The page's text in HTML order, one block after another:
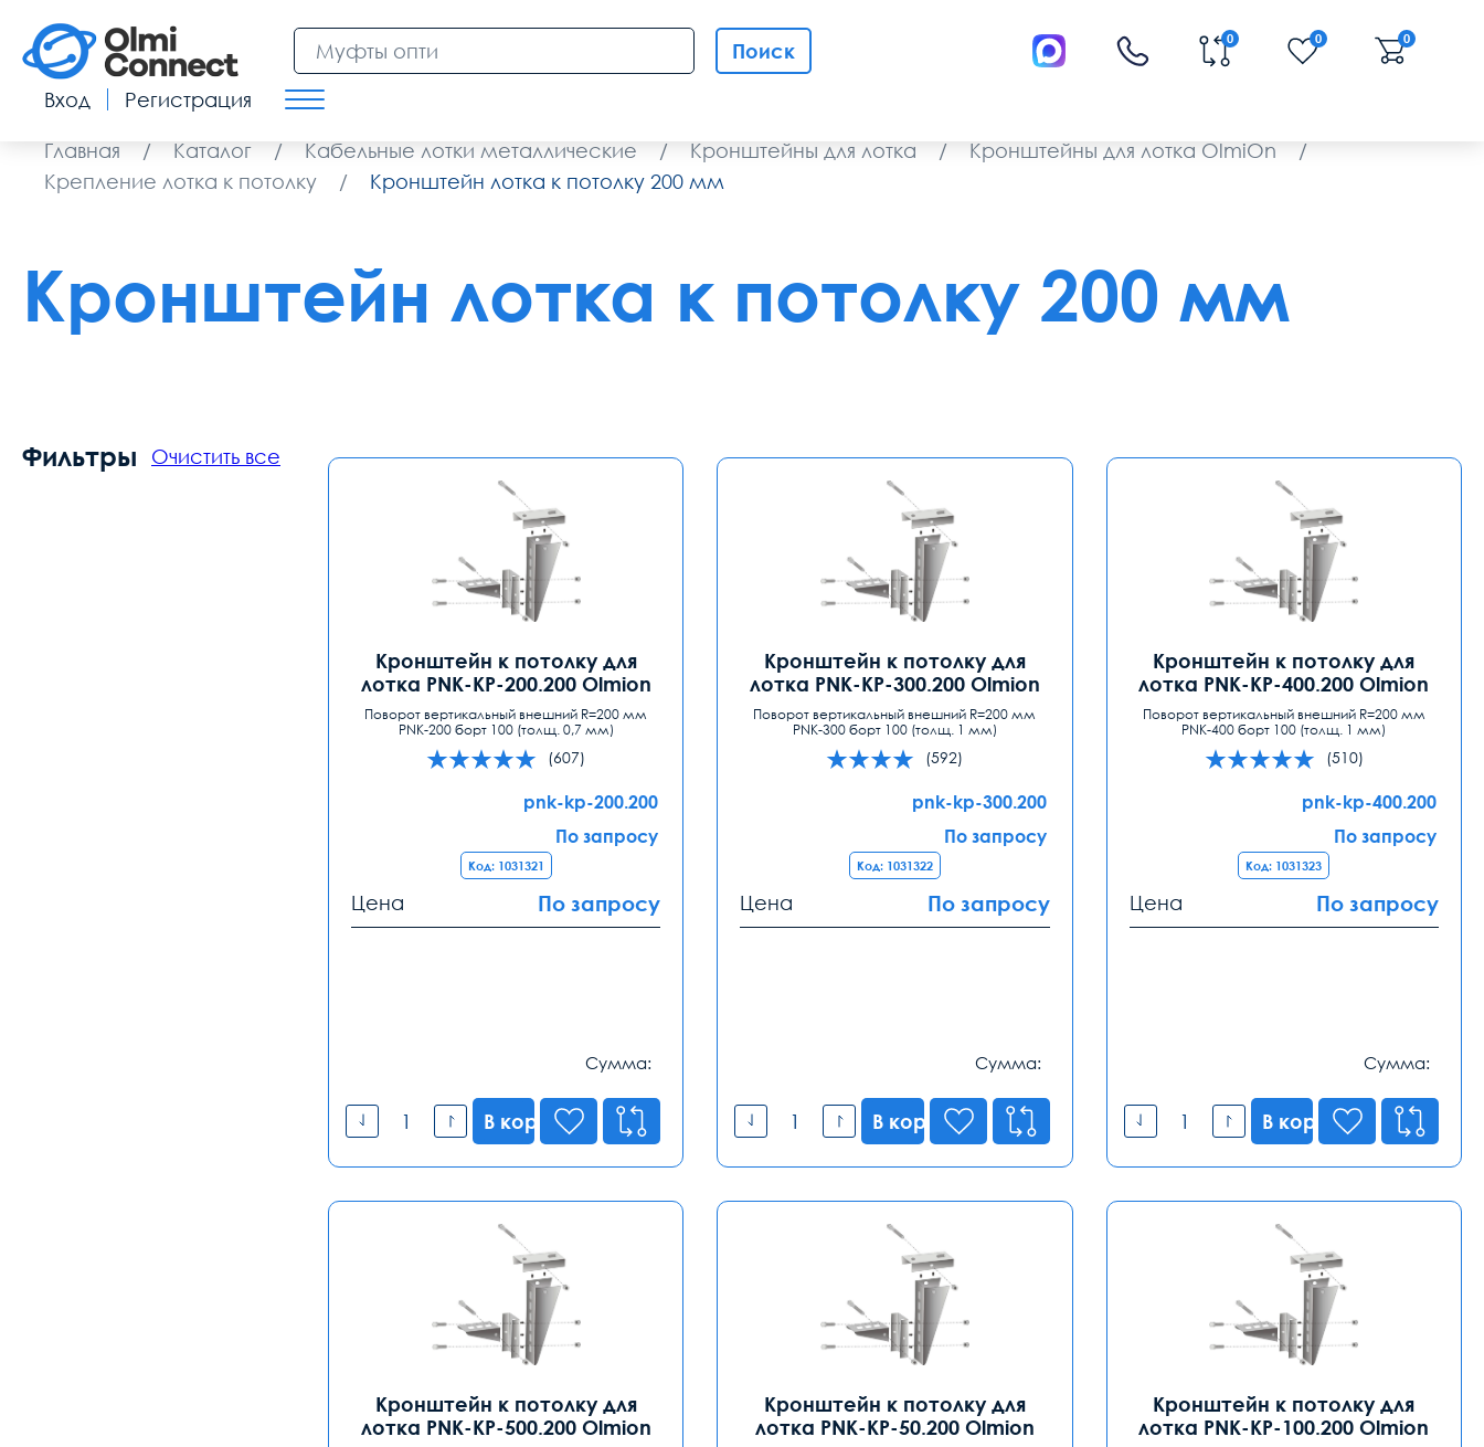
Поиск
0 0 0
Вход Регистрация
Главная / Каталог / Кабельные лотки металлические / Кронштейны для лотка / Кронштейны для лотка OlmiOn
/
Крепление лотка к потолку
/ Кронштейн лотка к потолку 200 мм
Кронштейн лотка к потолку 200 мм
Фильтры Очистить все
Кронштейн к потолку для
лотка PNK-KP-200.200 Olmion
Поворот вертикальный внешний R=200 мм
PNK-200 борт 100 (толщ. 0,7 мм)
(607)
pnk-kp-200.200
По запросу
Код: 1031321
Цена По запросу
Сумма:
В корзину
Кронштейн к потолку для
лотка PNK-KP-300.200 Olmion
Поворот вертикальный внешний R=200 мм
PNK-300 борт 100 (толщ. 1 мм)
(592)
pnk-kp-300.200
По запросу
Код: 1031322
Цена По запросу
Сумма:
В корзину
Кронштейн к потолку для
лотка PNK-KP-400.200 Olmion
Поворот вертикальный внешний R=200 мм
PNK-400 борт 100 (толщ. 1 мм)
(510)
pnk-kp-400.200
По запросу
Код: 1031323
Цена По запросу
Сумма:
В корзину
Кронштейн к потолку для
лотка PNK-KP-500.200 Olmion
Кронштейн к потолку для
лотка PNK-KP-50.200 Olmion
Кронштейн к потолку для
лотка PNK-KP-100.200 Olmion